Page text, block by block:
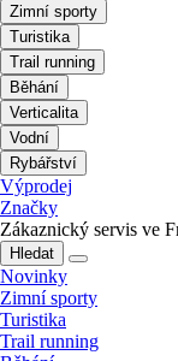
Zimní sporty
Turistika
Trail running
Běhání
Verticalita
Vodní
Rybářství
Výprodej
Značky
Zákaznický servis ve
Hledat
Novinky
Zimní sporty
Turistika
Trail running